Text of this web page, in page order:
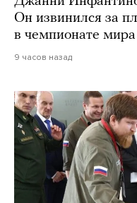
Он извинился за
в чемпионате
9 часов назад